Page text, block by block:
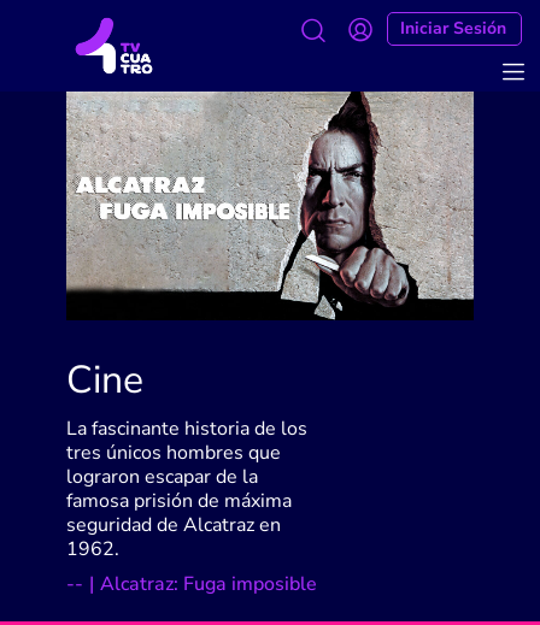
Iniciar Sesión
Cine
La fascinante historia de los
tres únicos hombres que
lograron escapar de la
famosa prisión de máxima
seguridad de Alcatraz en
1962.
-- | Alcatraz: Fuga imposible